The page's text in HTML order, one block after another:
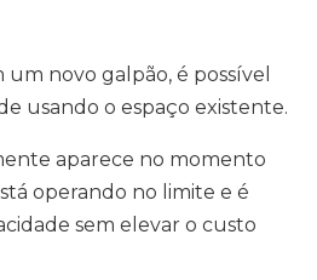
novo galpão, é possível
usando o espaço existente.
aparece no momento
operando no limite e é
sem elevar o custo